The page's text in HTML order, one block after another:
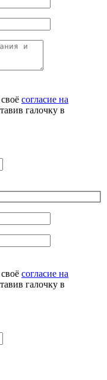
согласие на
галочку в
согласие на
галочку в